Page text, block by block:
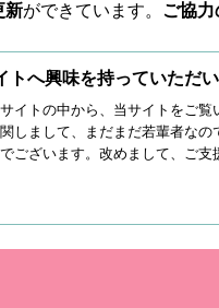
新ができています。 ご協力
トへ興味を持っていただ
イトの中から、当サイトをご
しまして、まだまだ若輩者な
ございます。改めまして、ご支